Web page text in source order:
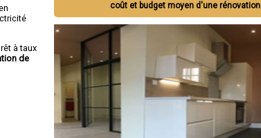
coût et budget moyen d'une rénovation
à taux
de